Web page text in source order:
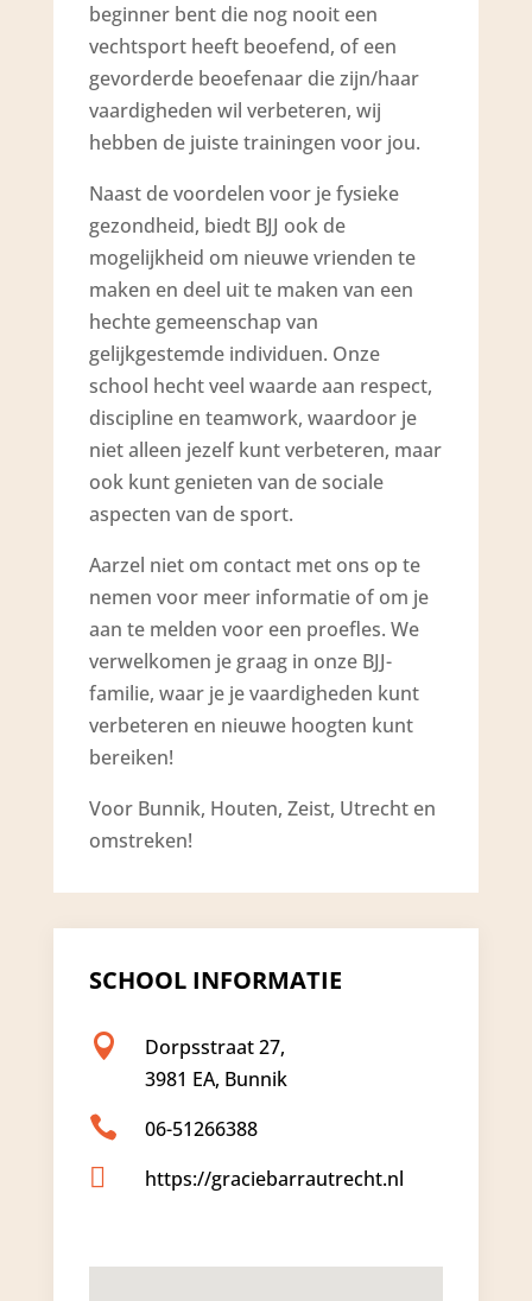
beginner bent die nog nooit een
vechtsport heeft beoefend, of een
gevorderde beoefenaar die zijn/haar
vaardigheden wil verbeteren, wij
hebben de juiste trainingen voor jou.
Naast de voordelen voor je fysieke
gezondheid, biedt BJJ ook de
mogelijkheid om nieuwe vrienden te
maken en deel uit te maken van een
hechte gemeenschap van
gelijkgestemde individuen. Onze
school hecht veel waarde aan respect,
discipline en teamwork, waardoor je
niet alleen jezelf kunt verbeteren, maar
ook kunt genieten van de sociale
aspecten van de sport.
Aarzel niet om contact met ons op te
nemen voor meer informatie of om je
aan te melden voor een proefles. We
verwelkomen je graag in onze BJJ-
familie, waar je je vaardigheden kunt
verbeteren en nieuwe hoogten kunt
bereiken!
Voor Bunnik, Houten, Zeist, Utrecht en
omstreken!
SCHOOL INFORMATIE

Dorpsstraat 27,
3981 EA, Bunnik
 06-51266388
 https://graciebarrautrecht.nl